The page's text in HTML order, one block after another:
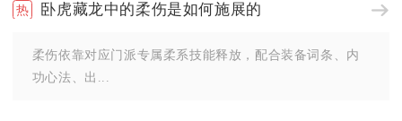
卧虎藏龙中的柔伤是如何施展的
柔伤依靠对应门派专属柔系技能释放，配合装备词条、内
功心法、出...